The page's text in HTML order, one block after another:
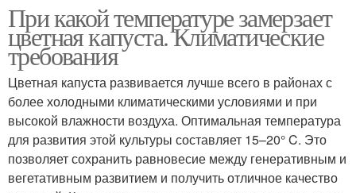
При какой температуре замерзает
цветная капуста. Климатические
требования
Цветная капуста развивается лучше всего в районах с
более холодными климатическими условиями и при
высокой влажности воздуха. Оптимальная температура
для развития этой культуры составляет 15–20° C. Это
позволяет сохранить равновесие между генеративным и
вегетативным развитием и получить отличное качество